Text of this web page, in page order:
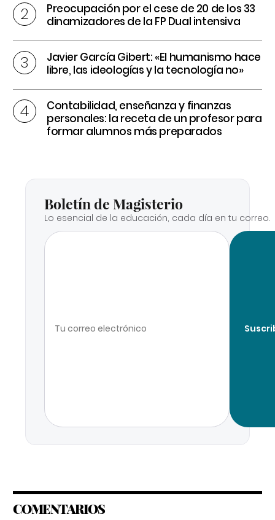
Preocupación por el cese de 20 de los 33
dinamizadores de la FP Dual intensiva
Javier García Gibert: «El humanismo hace
libre, las ideologías y la tecnología no»
Contabilidad, enseñanza y finanzas
personales: la receta de un profesor para
formar alumnos más preparados
Boletín de Magisterio
Lo esencial de la educación, cada día en tu correo.
COMENTARIOS